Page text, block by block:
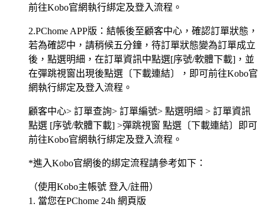
前往Kobo官網執行綁定及登入流程。
2.PChome APP版：結帳後至顧客中心，確認訂單狀態，
若為確認中，請稍候五分鐘，待訂單狀態變為訂單成立
後，點選明細，在訂單資訊中點選[序號/軟體下載]，並
在彈跳視窗出現後點選〔下載連結〕，即可前往Kobo官
網執行綁定及登入流程。
顧客中心> 訂單查詢> 訂單編號> 點選明細 > 訂單資訊
點選 [序號/軟體下載] >彈跳視窗 點選〔下載連結〕即可
前往Kobo官網執行綁定及登入流程。
*進入Kobo官網後的綁定流程請參考如下：
（使用Kobo主帳號 登入/註冊）
1. 當您在PChome 24h 網頁版